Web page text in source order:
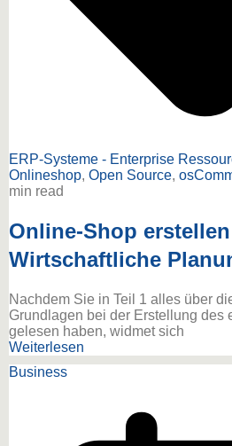
ERP-Systeme - Enterprise
Onlineshop, Open Source,
min read
Online-Shop erstellen
Wirtschaftliche
Nachdem Sie in Teil 1 alles über
Grundlagen bei der Erstellung des
gelesen haben, widmet sich
Weiterlesen
Business